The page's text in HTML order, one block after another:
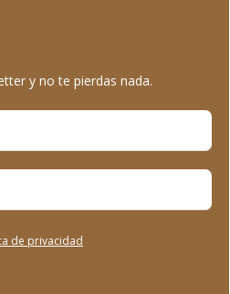
y no te pierdas nada.
de privacidad